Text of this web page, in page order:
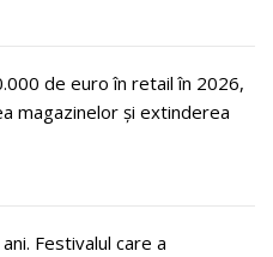
de euro în retail în 2026,
magazinelor și extinderea
Festivalul care a